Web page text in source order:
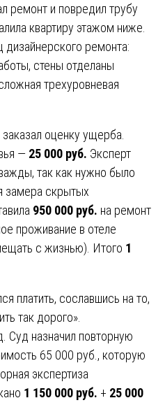
ремонт и повредил трубу
квартиру этажом ниже.
ремонта:
стены отделаны
трехуровневая
оценку ущерба.
— 25 000 руб. Эксперт
так как нужно было
замера скрытых
950 000 руб. на ремонт
проживание в отеле
с жизнью). Итого 1
платить, сославшись на то,
так дорого».
Суд назначил повторную
65 000 руб., которую
экспертиза
1 150 000 руб. + 25 000